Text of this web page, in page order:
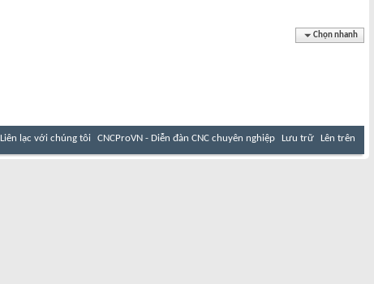
Chọn nhanh
Liên lạc với chúng tôi CNCProVN - Diễn đàn CNC chuyên nghiệp Lưu trữ Lên trên